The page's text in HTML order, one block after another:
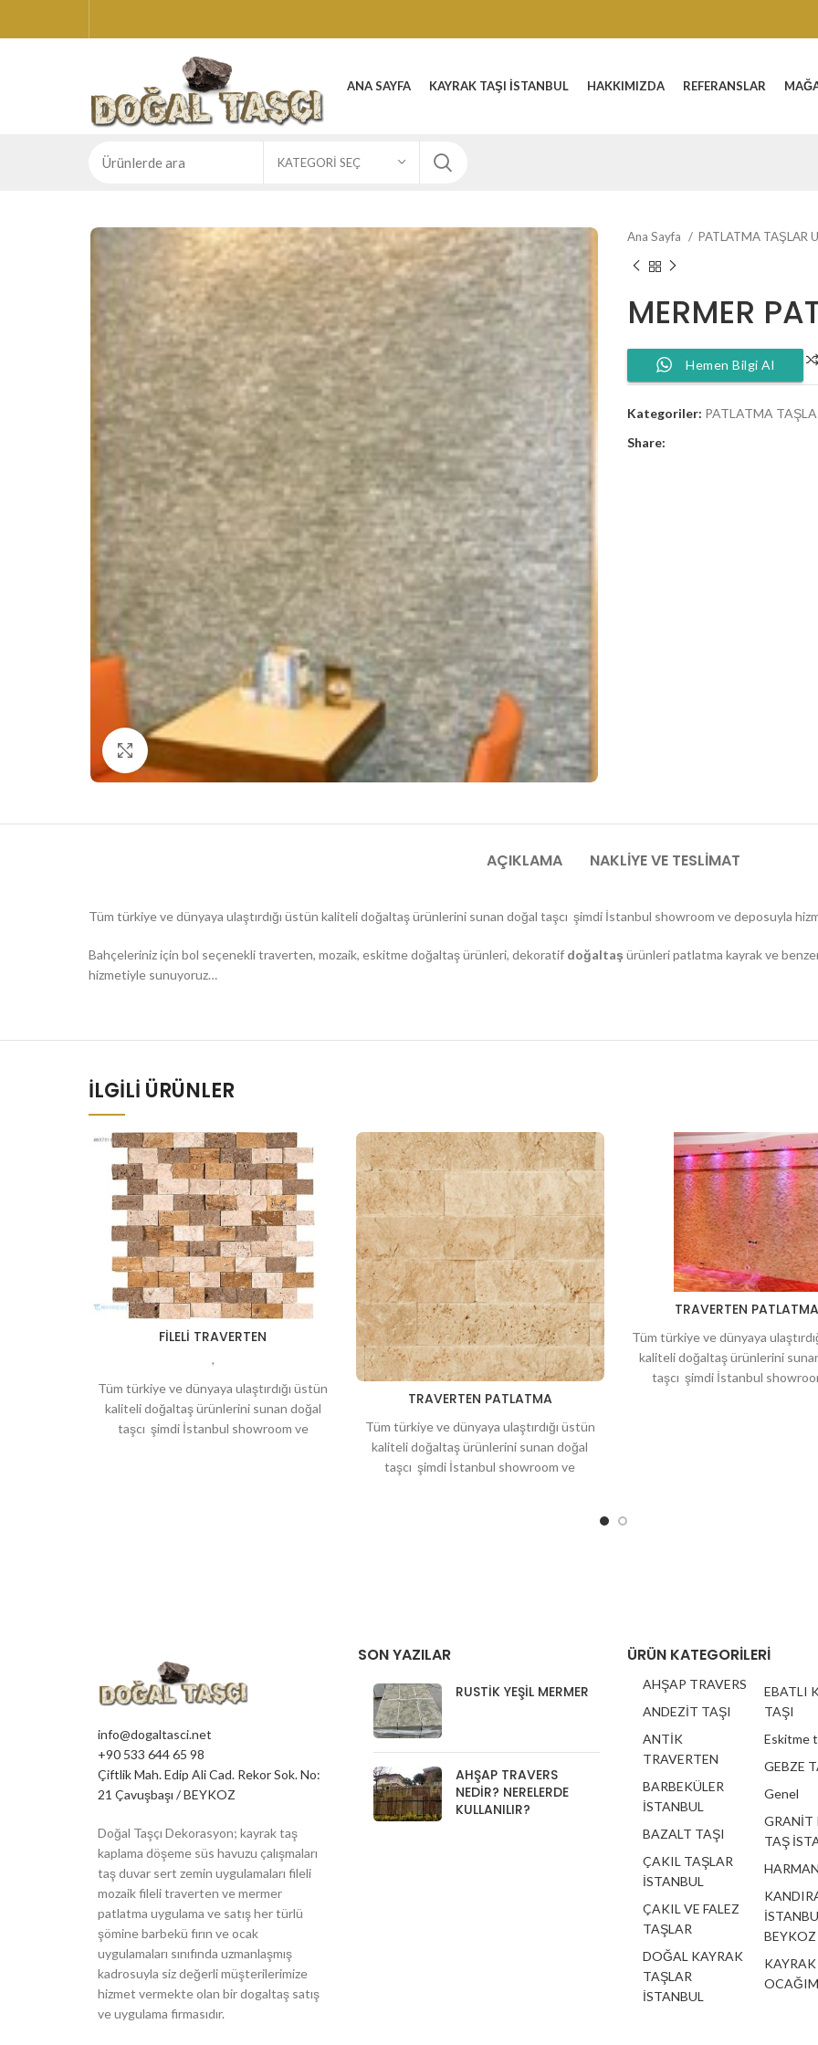
ANA SAYFA KAYRAK TAŞI İSTANBUL HAKKIMIZDA REFERANSLAR
KATEGORI SEÇ
Click to enlarge
Ana Sayfa PATLATMA TAŞLAR
MERMER
Hemen Bilgi Al
Kategoriler: PATLATMA
Share:
AÇIKLAMA NAKLIYE VE TESLIMAT
Tüm türkiye ve dünyaya ulaştırdığı üstün kaliteli doğaltaş ürünlerini sunan doğal taşcı şimdi İstanbul showroom ve deposuyla
Bahçeleriniz için bol seçenekli traverten, mozaik, eskitme doğaltaş ürünleri, dekoratif doğaltaş ürünleri patlatma kayrak ve
hizmetiyle sunuyoruz…
İLGILI ÜRÜNLER
FILELI TRAVERTEN
,
Tüm türkiye ve dünyaya ulaştırdığı üstün
kaliteli doğaltaş ürünlerini sunan doğal
taşcı şimdi İstanbul showroom ve
TRAVERTEN PATLATMA
Tüm türkiye ve dünyaya ulaştırdığı üstün
kaliteli doğaltaş ürünlerini sunan doğal
taşcı şimdi İstanbul showroom ve
TRAVERTEN PATLATMA
Tüm türkiye ve dünyaya
kaliteli doğaltaş ürünlerini
taşcı şimdi İstanbul
info@dogaltasci.net
+90 533 644 65 98
Çiftlik Mah. Edip Ali Cad. Rekor Sok. No:
21 Çavuşbaşı / BEYKOZ
Doğal Taşçı Dekorasyon; kayrak taş
kaplama döşeme süs havuzu çalışmaları
taş duvar sert zemin uygulamaları fileli
mozaik fileli traverten ve mermer
patlatma uygulama ve satış her türlü
şömine barbekü fırın ve ocak
uygulamaları sınıfında uzmanlaşmış
kadrosuyla siz değerli müşterilerimize
hizmet vermekte olan bir dogaltaş satış
ve uygulama firmasıdır.
SON YAZILAR
RUSTIK YEŞIL MERMER
AHŞAP TRAVERS
NEDIR? NERELERDE
KULLANILIR?
ÜRÜN KATEGORILERI
AHŞAP TRAVERS
ANDEZİT TAŞI
ANTİK
TRAVERTEN
BARBEKÜLER
İSTANBUL
BAZALT TAŞI
ÇAKIL TAŞLAR
İSTANBUL
ÇAKIL VE FALEZ
TAŞLAR
DOĞAL KAYRAK
TAŞLAR
İSTANBUL
EBATLI
TAŞI
Eskitme
GEBZE
Genel
GRANİT
TAŞ
BEYKOZ